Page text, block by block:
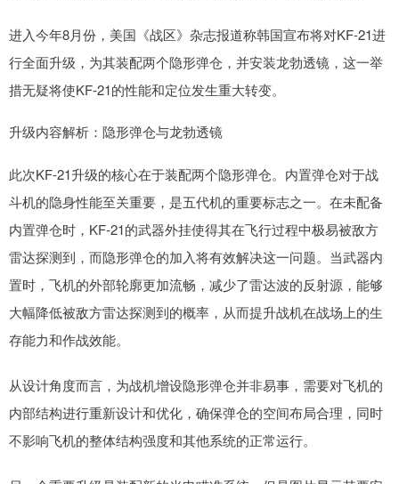
进入今年8月份，美国《战区》杂志报道称韩国宣布将对KF-21进
行全面升级，为其装配两个隐形弹仓，并安装龙勃透镜，这一举
措无疑将使KF-21的性能和定位发生重大转变。
升级内容解析：隐形弹仓与龙勃透镜
此次KF-21升级的核心在于装配两个隐形弹仓。内置弹仓对于战
斗机的隐身性能至关重要，是五代机的重要标志之一。在未配备
内置弹仓时，KF-21的武器外挂使得其在飞行过程中极易被敌方
雷达探测到，而隐形弹仓的加入将有效解决这一问题。当武器内
置时，飞机的外部轮廓更加流畅，减少了雷达波的反射源，能够
大幅降低被敌方雷达探测到的概率，从而提升战机在战场上的生
存能力和作战效能。
从设计角度而言，为战机增设隐形弹仓并非易事，需要对飞机的
内部结构进行重新设计和优化，确保弹仓的空间布局合理，同时
不影响飞机的整体结构强度和其他系统的正常运行。